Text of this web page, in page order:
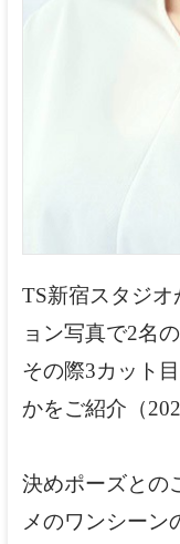
TS新宿スタジ
ョン写真で2名
その際3カット
かをご紹介（
決めポーズとの
メのワンシーン